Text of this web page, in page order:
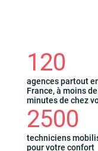
120
agences partout
France, à moins
minutes de chez
2500
techniciens
pour votre confort